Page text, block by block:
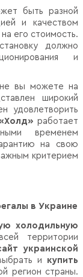
быть разной
и качеством
его стоимость.
должно
и
вы можете на
широкий
удовлетворить
работает
временем
на свою
критерием
в Украине
холодильную
территории
украинской
и купить
регион страны.